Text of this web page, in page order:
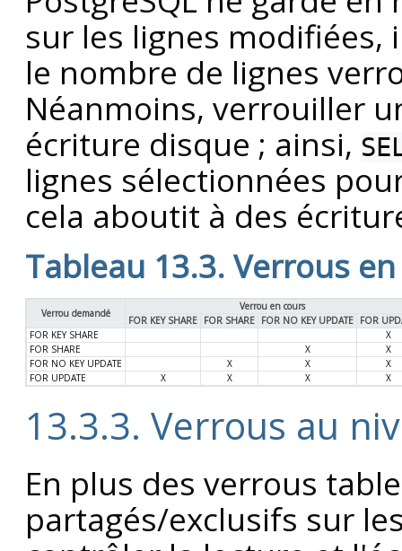
sur les lignes modifiées,
le nombre de lignes
Néanmoins, verrouiller
écriture disque ; ainsi,
lignes sélectionnées
cela aboutit à des
Tableau 13.3. Verrous
Verrou demandé
Verrou en cours
FOR KEY SHARE FOR SHARE FOR NO KEY UPDATE FOR
FOR KEY SHARE
X
FOR SHARE
X
X
FOR NO KEY UPDATE
X X
X
FOR UPDATE
X X X X
13.3.3. Verrous au
En plus des verrous
partagés/exclusifs sur